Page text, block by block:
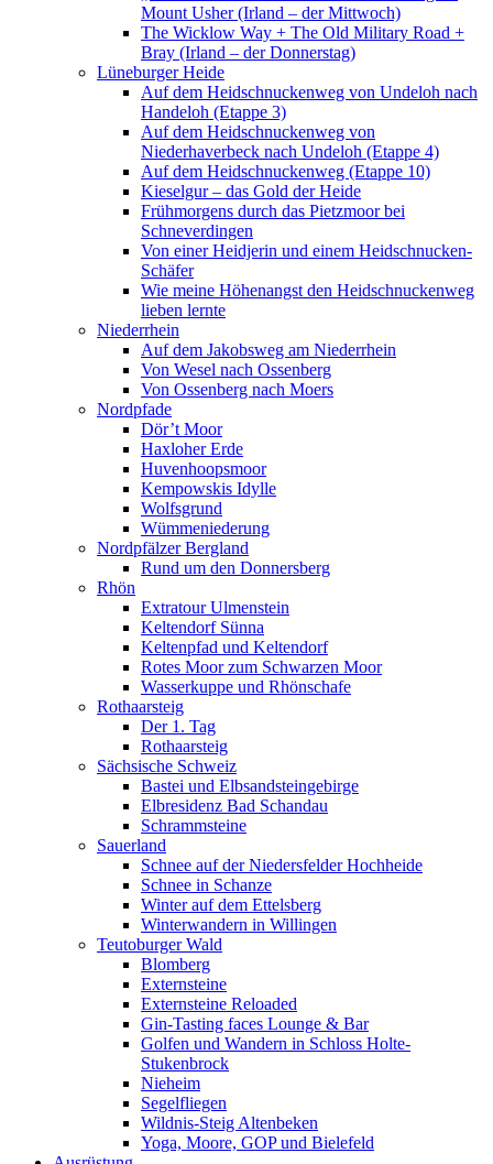
Mount Usher (Irland – der Mittwoch)
The Wicklow Way + The Old Military Road +
Bray (Irland – der Donnerstag)
Lüneburger Heide
Auf dem Heidschnuckenweg von Undeloh nach
Handeloh (Etappe 3)
Auf dem Heidschnuckenweg von
Niederhaverbeck nach Undeloh (Etappe 4)
Auf dem Heidschnuckenweg (Etappe 10)
Kieselgur – das Gold der Heide
Frühmorgens durch das Pietzmoor bei
Schneverdingen
Von einer Heidjerin und einem Heidschnucken-
Schäfer
Wie meine Höhenangst den Heidschnuckenweg
lieben lernte
Niederrhein
Auf dem Jakobsweg am Niederrhein
Von Wesel nach Ossenberg
Von Ossenberg nach Moers
Nordpfade
Dör’t Moor
Haxloher Erde
Huvenhoopsmoor
Kempowskis Idylle
Wolfsgrund
Wümmeniederung
Nordpfälzer Bergland
Rund um den Donnersberg
Rhön
Extratour Ulmenstein
Keltendorf Sünna
Keltenpfad und Keltendorf
Rotes Moor zum Schwarzen Moor
Wasserkuppe und Rhönschafe
Rothaarsteig
Der 1. Tag
Rothaarsteig
Sächsische Schweiz
Bastei und Elbsandsteingebirge
Elbresidenz Bad Schandau
Schrammsteine
Sauerland
Schnee auf der Niedersfelder Hochheide
Schnee in Schanze
Winter auf dem Ettelsberg
Winterwandern in Willingen
Teutoburger Wald
Blomberg
Externsteine
Externsteine Reloaded
Gin-Tasting faces Lounge & Bar
Golfen und Wandern in Schloss Holte-
Stukenbrock
Nieheim
Segelfliegen
Wildnis-Steig Altenbeken
Yoga, Moore, GOP und Bielefeld